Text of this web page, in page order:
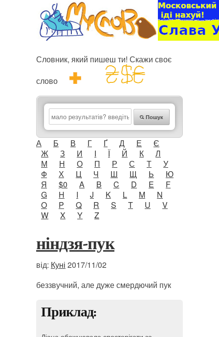
Словник, який пишеш ти! Скажи своє
слово
Пошук
А Б В Г Ґ Д Е
Є
Ж
З И І Ї Й К
Л
М
Н О П Р С Т
У
Ф
Х Ц Ч Ш Щ Ь
Ю
Я
$0 A B C D E
F
G
H I J K L M
N
O
P Q R S T U
V
W
X Y Z
ніндзя-пук
від: Куні 2017/11/02
беззвучний, але дуже смердючий пук
Приклад: